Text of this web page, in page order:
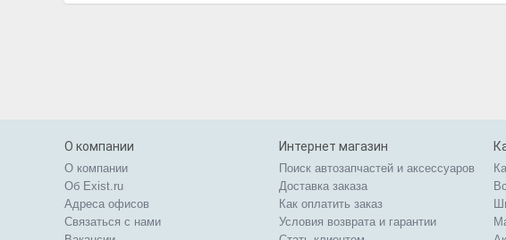
О компании
О компании
Об Exist.ru
Адреса офисов
Связаться с нами
Интернет магазин
Поиск автозапчастей и аксессуаров
Доставка заказа
Как оплатить заказ
Условия возврата и гарантии